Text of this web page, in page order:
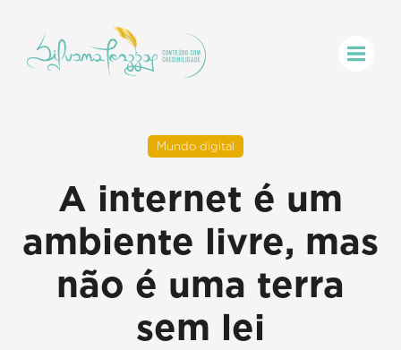
Mundo digital
A internet é um
ambiente livre, mas
não é uma terra
sem lei